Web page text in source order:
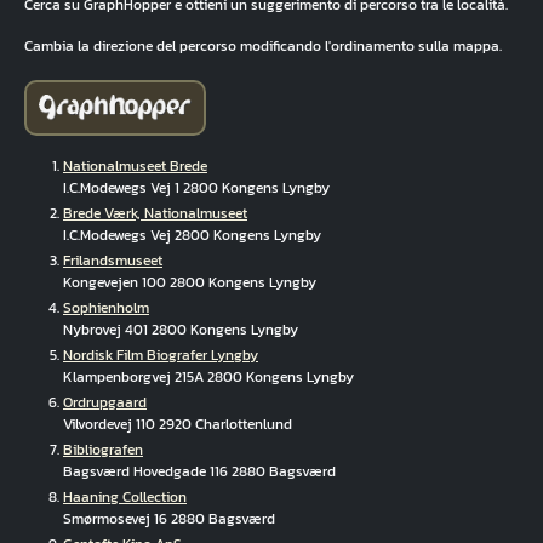
Cerca su GraphHopper e ottieni un suggerimento di percorso tra le località.
Cambia la direzione del percorso modificando l'ordinamento sulla mappa.
Nationalmuseet Brede
I.C.Modewegs Vej 1 2800 Kongens Lyngby
Brede Værk, Nationalmuseet
I.C.Modewegs Vej 2800 Kongens Lyngby
Frilandsmuseet
Kongevejen 100 2800 Kongens Lyngby
Sophienholm
Nybrovej 401 2800 Kongens Lyngby
Nordisk Film Biografer Lyngby
Klampenborgvej 215A 2800 Kongens Lyngby
Ordrupgaard
Vilvordevej 110 2920 Charlottenlund
Bibliografen
Bagsværd Hovedgade 116 2880 Bagsværd
Haaning Collection
Smørmosevej 16 2880 Bagsværd